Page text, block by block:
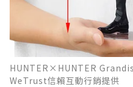
HUNTER×HUNTER
WeTrust信賴互動行銷提供